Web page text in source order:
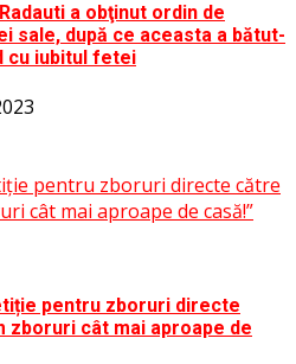
a obţinut ordin de
sale, după ce aceasta a bătut-
cu iubitul fetei
pentru zboruri directe către
cât mai aproape de casă!”
pentru zboruri directe
zboruri cât mai aproape de